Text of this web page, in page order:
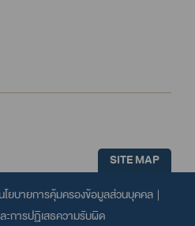
SITE MAP
นโยบายการคุ้มครองข้อมูลส่วนบุคคล |
ะการปฏิเสธความรับผิด